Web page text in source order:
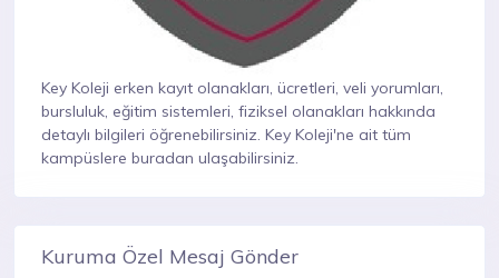
Key Koleji erken kayıt olanakları, ücretleri, veli yorumları,
bursluluk, eğitim sistemleri, fiziksel olanakları hakkında
detaylı bilgileri öğrenebilirsiniz. Key Koleji'ne ait tüm
kampüslere buradan ulaşabilirsiniz.
Kuruma Özel Mesaj Gönder